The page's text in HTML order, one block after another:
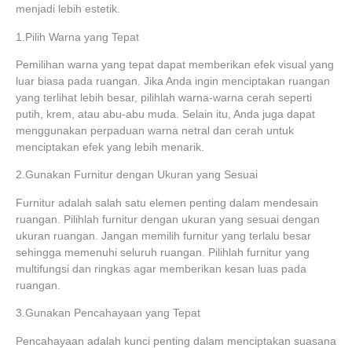
menjadi lebih estetik.
1.Pilih Warna yang Tepat
Pemilihan warna yang tepat dapat memberikan efek visual yang
luar biasa pada ruangan. Jika Anda ingin menciptakan ruangan
yang terlihat lebih besar, pilihlah warna-warna cerah seperti
putih, krem, atau abu-abu muda. Selain itu, Anda juga dapat
menggunakan perpaduan warna netral dan cerah untuk
menciptakan efek yang lebih menarik.
2.Gunakan Furnitur dengan Ukuran yang Sesuai
Furnitur adalah salah satu elemen penting dalam mendesain
ruangan. Pilihlah furnitur dengan ukuran yang sesuai dengan
ukuran ruangan. Jangan memilih furnitur yang terlalu besar
sehingga memenuhi seluruh ruangan. Pilihlah furnitur yang
multifungsi dan ringkas agar memberikan kesan luas pada
ruangan.
3.Gunakan Pencahayaan yang Tepat
Pencahayaan adalah kunci penting dalam menciptakan suasana